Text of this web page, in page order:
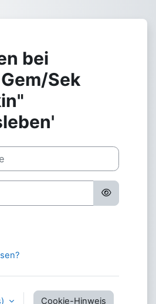
bei
Sek
Cookie-Hinweis